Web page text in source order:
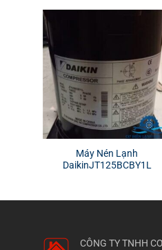
Máy Nén Lạnh
DaikinJT125BCBY1L
CÔNG TY TNHH